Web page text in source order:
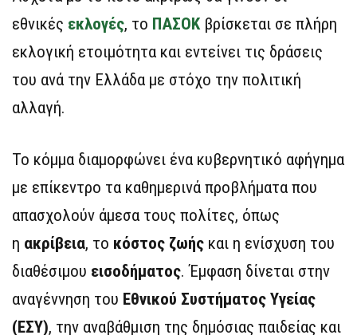
εθνικές εκλογές, το ΠΑΣΟΚ βρίσκεται σε πλήρη
εκλογική ετοιμότητα και εντείνει τις δράσεις
του ανά την Ελλάδα με στόχο την πολιτική
αλλαγή.
Το κόμμα διαμορφώνει ένα κυβερνητικό αφήγημα
με επίκεντρο τα καθημερινά προβλήματα που
απασχολούν άμεσα τους πολίτες, όπως
η ακρίβεια, το κόστος ζωής και η ενίσχυση του
διαθέσιμου εισοδήματος. Έμφαση δίνεται στην
αναγέννηση του Εθνικού Συστήματος Υγείας
(ΕΣΥ), την αναβάθμιση της δημόσιας παιδείας και